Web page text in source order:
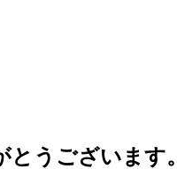
うございます。